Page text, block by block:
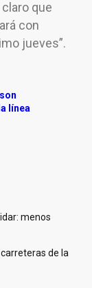
que
con
jueves”.
línea
menos
de la